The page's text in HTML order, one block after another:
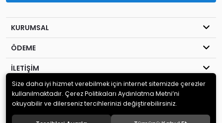
KURUMSAL
ÖDEME
İLETİŞİM
© 2020MİLENYUM YAYINCILIK. Tüm hakları saklıdır.
Size daha iyi hizmet verebilmek için internet sitemizde çerezler
kullanılmaktadır. Çerez Politikaları Aydınlatma Metni’ni
okuyabilir ve dilerseniz tercihlerinizi değiştirebilirsiniz.